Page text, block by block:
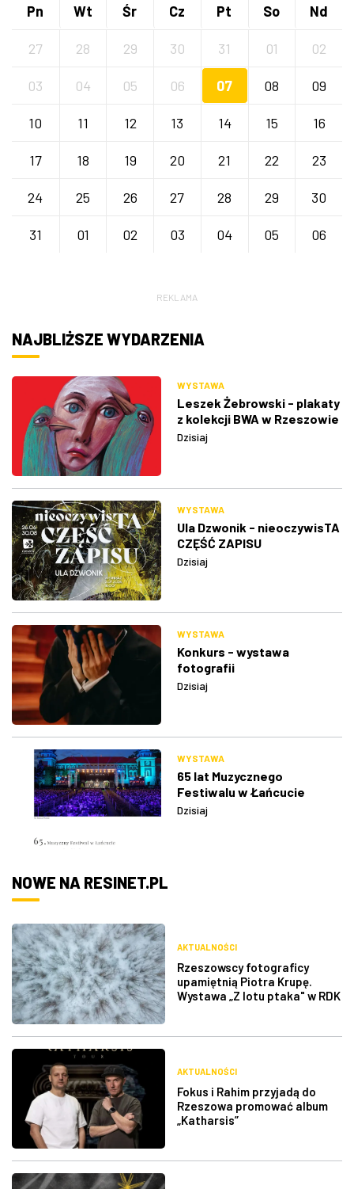
Pn Wt Śr Cz Pt So Nd
27 28 29 30 31 01 02
03 04 05 06 07 08 09
10 11 12 13 14 15 16
17 18 19 20 21 22 23
24 25 26 27 28 29 30
31 01 02 03 04 05 06
REKLAMA
NAJBLIŻSZE WYDARZENIA
WYSTAWA
Leszek Żebrowski - plakaty
z kolekcji BWA w Rzeszowie
Dzisiaj
WYSTAWA
Ula Dzwonik - nieoczywisTA
CZĘŚĆ ZAPISU
Dzisiaj
WYSTAWA
Konkurs - wystawa
fotografii
Dzisiaj
WYSTAWA
65 lat Muzycznego
Festiwalu w Łańcucie
Dzisiaj
NOWE NA RESINET.PL
AKTUALNOŚCI
Rzeszowscy fotograficy
upamiętnią Piotra Krupę.
Wystawa „Z lotu ptaka" w RDK
AKTUALNOŚCI
Fokus i Rahim przyjadą do
Rzeszowa promować album
„Katharsis”